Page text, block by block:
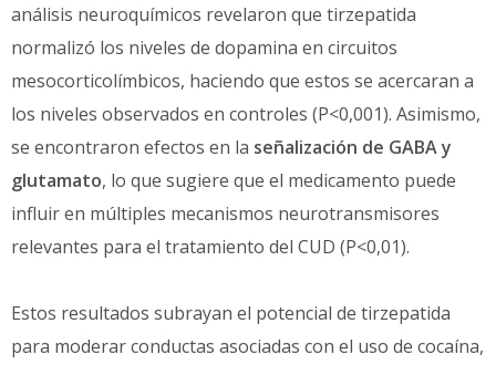
análisis neuroquímicos revelaron que tirzepatida
normalizó los niveles de dopamina en circuitos
mesocorticolímbicos, haciendo que estos se acercaran a
los niveles observados en controles (P<0,001). Asimismo,
se encontraron efectos en la señalización de GABA y
glutamato, lo que sugiere que el medicamento puede
influir en múltiples mecanismos neurotransmisores
relevantes para el tratamiento del CUD (P<0,01).
Estos resultados subrayan el potencial de tirzepatida
para moderar conductas asociadas con el uso de cocaína,